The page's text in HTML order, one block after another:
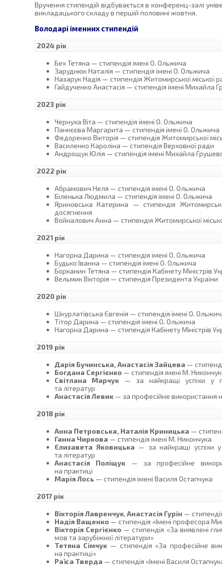
Вручення стипендій відбувається в конференц-залі
викладацького складу в першій половині жовтня.
Володарі іменних стипендій
2024 рік
Бех Тетяна — стипендія імені О. Ольжича
Заруднюк Наталія — стипендія імені О. Ольжича
Назарук Надія — стипендія Житомирської міської
Гайдученко Анастасія — стипендія імені Михайла
2023 рік
Чернуха Віта — стипендія імені О. Ольжича
Панкєєва Маргарита — стипендія імені О. Ольжича
Федоренко Вікторія — стипендія Житомирської
Василенко Кароліна — стипендія Верховної ради
Андрощук Юлія — стипендія імені Михайла
2022 рік
Абрамович Неля — стипендія імені О. Ольжича
Біленька Людмила — стипендія імені О. Ольжича
Яриновська Катерина — стипендія
досягнення
Войналович Анна — стипендія Житомирської
2021 рік
Нагорна Дарина — стипендія імені О. Ольжича
Будько Іванна — стипендія імені О. Ольжича
Борканин Тетяна — стипендія Кабінету Міністрів
Вельмик Вікторія — стипендія Президента України
2020 рік
Шкурлатівська Євгенія — стипендія імені О.
Тітор Дарина — стипендія імені О. Ольжича
Нагорна Дарина — стипендія Кабінету Міністрів
2019 рік
Дарія Бучинська, Анастасія Зайцева —
Богдана Сергієнко— стипендія імені М.
Світлана Марчук — за найкращі успіхи у
та літератур
Анастасія Левик— за професійне використання
2018 рік
Анна Петровська, Наталія Криницька —
Ганна Чиркова — стипендія імені М. Никончука
Єлизавета Яковицька — за найкращі успіхи у
та літератур
Анастасія Поліщук — за професійне
на практиці
Марія Лось — стипендія імені Василя Остапчука
2017 рік
Вікторія Лавренчук, Анастасія Гурін —
Надія Ващенко— стипендія «Імені професора
Вікторія Сергієнко— стипендія «За виявлені
мов та зарубіжної літератури»
Тетяна Сімчук— стипендія «За професійне
на практиці»
Раїса Тверда — стипендія «Імені Василя